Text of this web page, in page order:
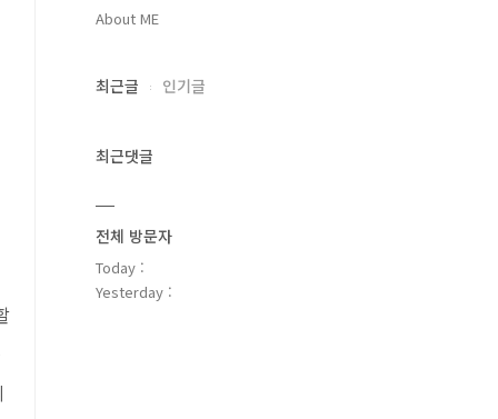
About ME
최근글 인기글
최근댓글
전체 방문자
Today :
Yesterday :